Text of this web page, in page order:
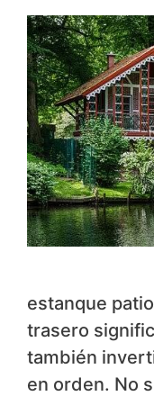
estanque
trasero
también
en orden. No